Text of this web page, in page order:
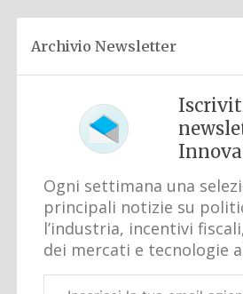
Archivio Newsletter
Ogni settimana una
principali notizie su
l’industria, incentivi
dei mercati e tecnologie